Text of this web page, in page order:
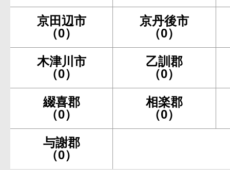
京田辺市
（0）
京丹後市
（0）
木津川市
（0）
乙訓郡
（0）
綴喜郡
（0）
相楽郡
（0）
与謝郡
（0）